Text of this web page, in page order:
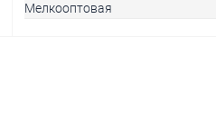
Мелкооптовая